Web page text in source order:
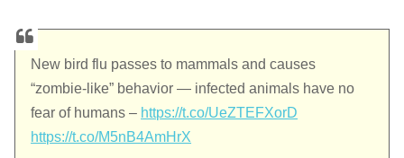
New bird flu passes to mammals and causes
“zombie-like” behavior — infected animals have no
fear of humans – https://t.co/UeZTEFXorD
https://t.co/M5nB4AmHrX